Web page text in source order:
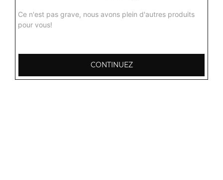
Ce n'est pas grave, nous avons plein d'autres produits
pour vous!
CONTINUEZ